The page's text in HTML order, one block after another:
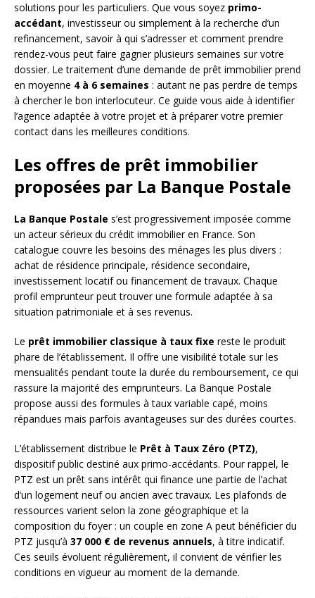
solutions pour les particuliers. Que vous soyez primo-
accédant, investisseur ou simplement à la recherche d’un
refinancement, savoir à qui s’adresser et comment prendre
rendez-vous peut faire gagner plusieurs semaines sur votre
dossier. Le traitement d’une demande de prêt immobilier prend
en moyenne 4 à 6 semaines : autant ne pas perdre de temps
à chercher le bon interlocuteur. Ce guide vous aide à identifier
l’agence adaptée à votre projet et à préparer votre premier
contact dans les meilleures conditions.
Les offres de prêt immobilier
proposées par La Banque Postale
La Banque Postale s’est progressivement imposée comme
un acteur sérieux du crédit immobilier en France. Son
catalogue couvre les besoins des ménages les plus divers :
achat de résidence principale, résidence secondaire,
investissement locatif ou financement de travaux. Chaque
profil emprunteur peut trouver une formule adaptée à sa
situation patrimoniale et à ses revenus.
Le prêt immobilier classique à taux fixe reste le produit
phare de l’établissement. Il offre une visibilité totale sur les
mensualités pendant toute la durée du remboursement, ce qui
rassure la majorité des emprunteurs. La Banque Postale
propose aussi des formules à taux variable capé, moins
répandues mais parfois avantageuses sur des durées courtes.
L’établissement distribue le Prêt à Taux Zéro (PTZ),
dispositif public destiné aux primo-accédants. Pour rappel, le
PTZ est un prêt sans intérêt qui finance une partie de l’achat
d’un logement neuf ou ancien avec travaux. Les plafonds de
ressources varient selon la zone géographique et la
composition du foyer : un couple en zone A peut bénéficier du
PTZ jusqu’à 37 000 € de revenus annuels, à titre indicatif.
Ces seuils évoluent régulièrement, il convient de vérifier les
conditions en vigueur au moment de la demande.